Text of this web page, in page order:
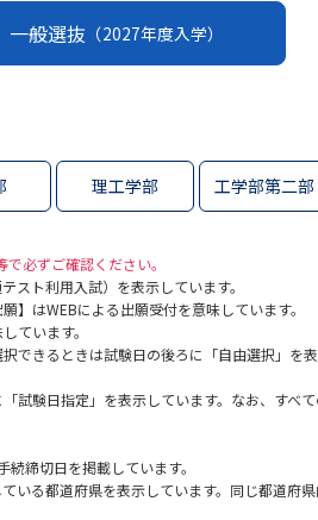
新増設大学・学
データサイエンス
新学年スター
SELFBRAND特
オープンキャンパ
来場型・Web型
一般選抜 （2027年度入学）
理工学部 工学部第二部
必ずご確認ください。
スト利用入試）を表示しています。
】はWEBによる出願受付を意味しています。
ています。
できるときは試験日の後ろに「自由選択」を
試験日指定」を表示しています。なお、すべ
締切日を掲載しています。
いる都道府県を表示しています。同じ都道府